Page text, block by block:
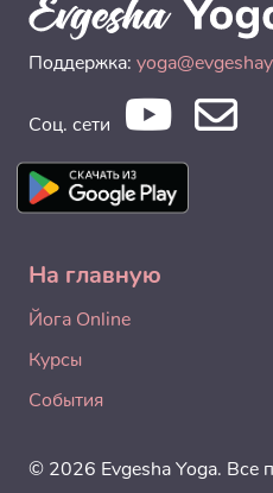
Поддержка:
Соц. сети
На главную
Йога Online
Курсы
События
© 2026 Evgesha Yoga. Все